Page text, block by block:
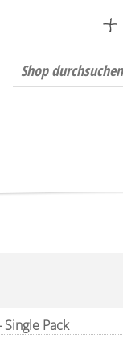
Pack